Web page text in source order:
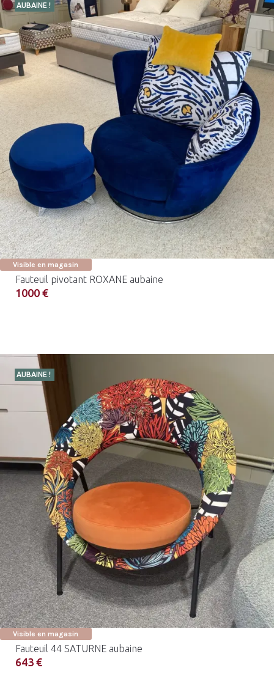
AUBAINE !
Visible en magasin
Fauteuil pivotant ROXANE aubaine
1000 €
AUBAINE !
Visible en magasin
Fauteuil 44 SATURNE aubaine
643 €